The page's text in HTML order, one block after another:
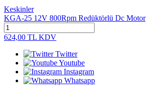
Keskinler
KGA-25 12V 800Rpm Redüktörlü Dc Motor
624,00 TL KDV
Twitter
Youtube
Instagram
Whatsapp